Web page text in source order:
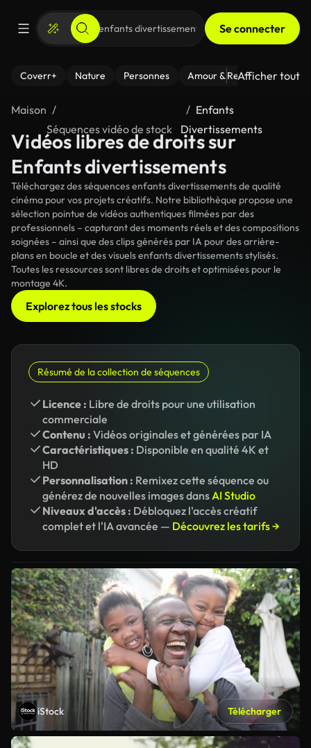
Se connecter
Coverr+ Nature Personnes Amour & Relations Le
Afficher tout
Maison
Séquences vidéo de stock
Enfants
Divertissements
Vidéos libres de droits sur
Enfants divertissements
Téléchargez des séquences enfants divertissements de qualité
cinéma pour vos projets créatifs. Notre bibliothèque propose une
sélection pointue de vidéos authentiques filmées par des
professionnels – capturant des moments réels et des compositions
soignées – ainsi que des clips générés par IA pour des arrière-
plans en boucle et des visuels enfants divertissements stylisés.
Toutes les ressources sont libres de droits et optimisées pour le
montage 4K.
Explorez tous les stocks
Résumé de la collection de séquences
Licence : Libre de droits pour une utilisation
commerciale
Contenu : Vidéos originales et générées par IA
Caractéristiques : Disponible en qualité 4K et
HD
Personnalisation : Remixez cette séquence ou
générez de nouvelles images dansAI Studio
Niveaux d'accès : Débloquez l'accès créatif
complet et l'IA avancée — Découvrez les tarifs →
iStock Télécharger